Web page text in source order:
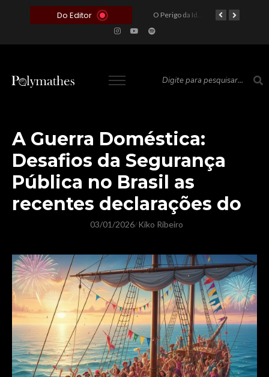
Do Editor O Perigo da Ideologia Desenfreada na Justiça: Quando a Pauta Política Substitui a Pena Criminal O Preço de um Escândalo: A Discrepância Entre o “Filme de Bolsonaro” e a Realidade do Cinema Mundial
A Guerra Doméstica:
Desafios da Segurança
Pública no Brasil as
recentes declarações do
03/01/2026/ Kiko Ribeiro